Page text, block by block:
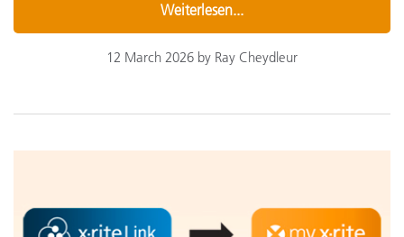
Weiterlesen...
12 March 2026 by Ray Cheydleur